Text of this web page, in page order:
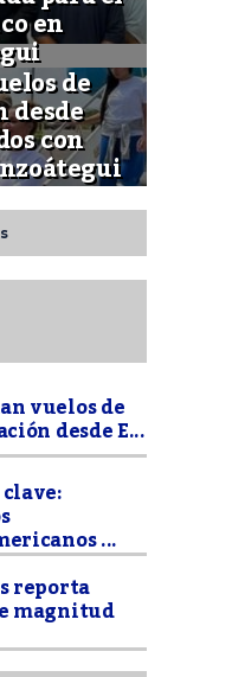
en
de
con
vuelos de
desde E...
...
reporta
magnitud